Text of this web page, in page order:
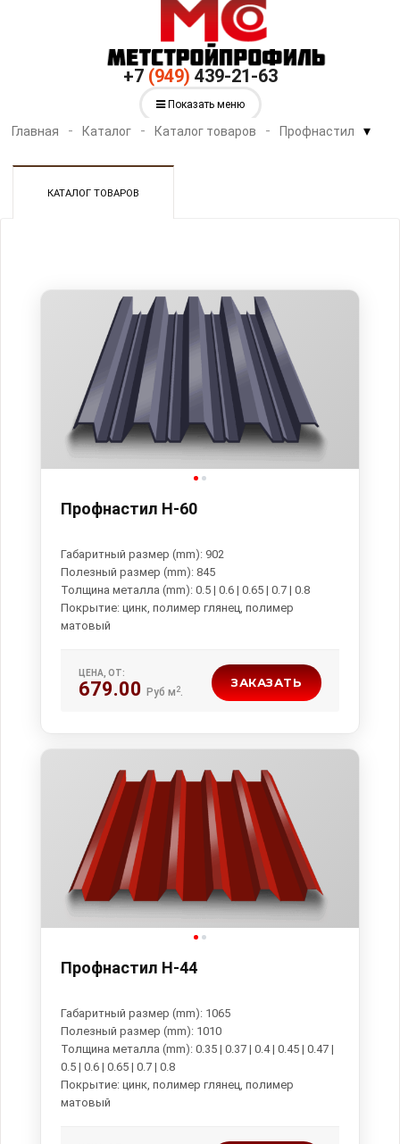
+7 (949) 439-21-63
Показать меню
Главная Каталог Каталог товаров Профнастил ▾
КАТАЛОГ ТОВАРОВ
Профнастил Н-60
Габаритный размер (mm): 902
Полезный размер (mm): 845
Толщина металла (mm): 0.5 | 0.6 | 0.65 | 0.7 | 0.8
Покрытие: цинк, полимер глянец, полимер
ЦЕНА, ОТ:
679.00 Руб м 2.
ЗАКАЗАТЬ
Профнастил Н-44
Габаритный размер (mm): 1065
Полезный размер (mm): 1010
Толщина металла (mm): 0.35 | 0.37 | 0.4 | 0.45 | 0.47 |
0.5 | 0.6 | 0.65 | 0.7 | 0.8
Покрытие: цинк, полимер глянец, полимер